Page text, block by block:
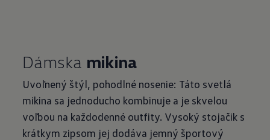
Dámska mikina
Uvoľnený štýl, pohodlné nosenie: Táto svetlá
mikina sa jednoducho kombinuje a je skvelou
voľbou na každodenné outfity. Vysoký stojačik s
krátkym zipsom jej dodáva jemný športový